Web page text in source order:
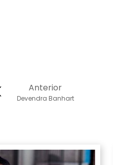
Anterior
Devendra Banhart